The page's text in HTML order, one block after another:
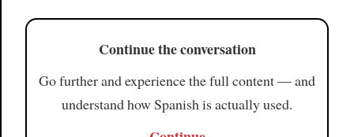
Continue the conversation
Go further and experience the full content — and
understand how Spanish is actually used.